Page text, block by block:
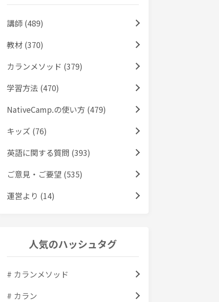
講師 (489)
教材 (370)
カランメソッド (379)
学習方法 (470)
NativeCamp.の使い方 (479)
キッズ (76)
英語に関する質問 (393)
ご意見・ご要望 (535)
運営より (14)
人気のハッシュタグ
# カランメソッド
# カラン